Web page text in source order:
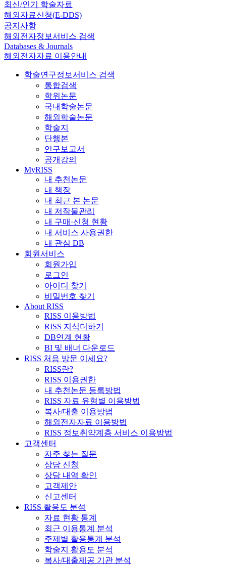
최신/인기 학술자료
해외자료신청(E-DDS)
공지사항
해외전자정보서비스 검색
Databases & Journals
해외전자자료 이용안내
학술연구정보서비스 검색
통합검색
학위논문
국내학술논문
해외학술논문
학술지
단행본
연구보고서
공개강의
MyRISS
내 추천논문
내 책장
내 최근 본 논문
내 저작물관리
내 구매·신청 현황
내 서비스 사용권한
내 관심 DB
회원서비스
회원가입
로그인
아이디 찾기
비밀번호 찾기
About RISS
RISS 이용방법
RISS 지식더하기
DB연계 현황
BI 및 배너 다운로드
RISS 처음 방문 이세요?
RISS란?
RISS 이용권한
내 추천논문 등록방법
RISS 자료 유형별 이용방법
복사/대출 이용방법
해외전자자료 이용방법
RISS 정보취약계층 서비스 이용방법
고객센터
자주 찾는 질문
상담 신청
상담 내역 확인
고객제안
신고센터
RISS 활용도 분석
자료 현황 통계
최근 이용통계 분석
주제별 활용통계 분석
학술지 활용도 분석
복사/대출제공 기관 분석